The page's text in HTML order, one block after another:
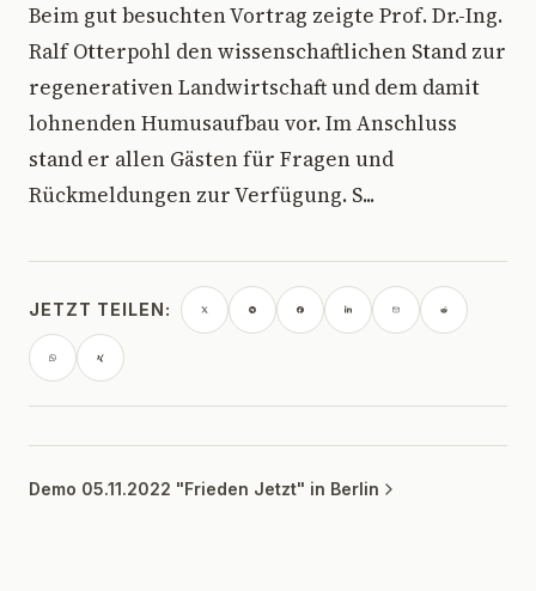
Beim gut besuchten Vortrag zeigte Prof. Dr.-Ing.
Ralf Otterpohl den wissenschaftlichen Stand zur
regenerativen Landwirtschaft und dem damit
lohnenden Humusaufbau vor. Im Anschluss
stand er allen Gästen für Fragen und
Rückmeldungen zur Verfügung. S...
JETZT TEILEN:
Demo 05.11.2022 "Frieden Jetzt" in Berlin